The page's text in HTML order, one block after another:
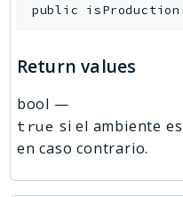
public isProduction
Return values
bool —
true si el ambiente
en caso contrario.